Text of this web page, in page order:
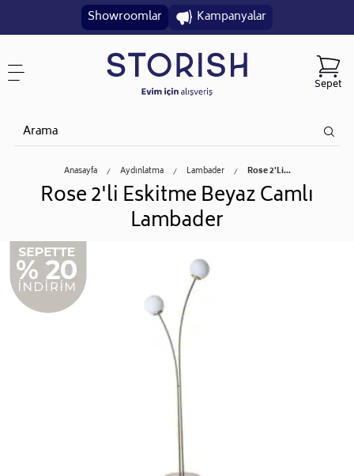
Showroomlar Kampanyalar
Sepet
Anasayfa Aydınlatma Lambader Rose 2'li...
Rose 2'li Eskitme Beyaz Camlı
Lambader